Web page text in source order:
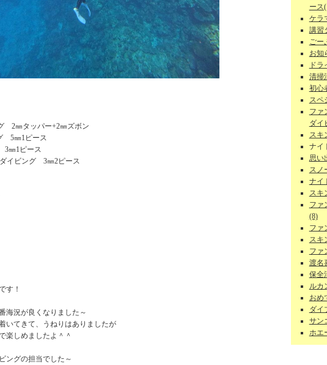
2㎜タッパー+2㎜ズボン
5㎜1ピース
㎜1ピース
イビング 3㎜2ピース
す！
海況が良くなりました～
いてきて、うねりはありましたが
楽しめましたよ＾＾
ングの担当でした～
ース
ケラ
講習
ごー
お知
ド
清掃
初心
スペ
ファ
ダイ
スキ
ナイ
思い
スノ
ナイ
スキ
ファ
(8)
ファ
スキ
ファ
渡名
保全
ルカ
おめ
ダイ
サン
ホエ